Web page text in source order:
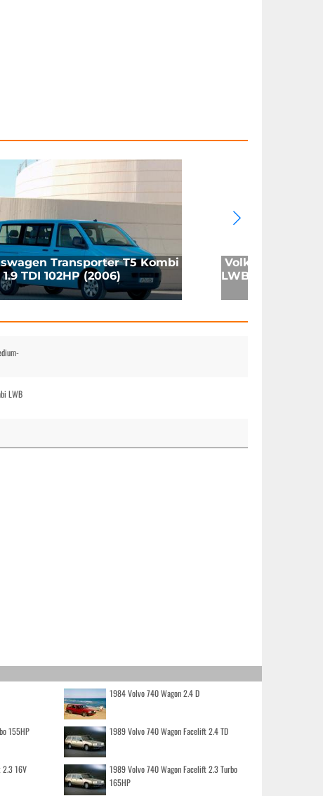
Transporter T5 Kombi
TDI 102HP (2006)
Volkswagen
LWB 1.9 TDI
LWB
1984 Volvo 740 Wagon 2.4 D
155HP 1989 Volvo 740 Wagon Facelift 2.4 TD
2.3 16V
1989 Volvo 740 Wagon Facelift 2.3 Turbo
165HP